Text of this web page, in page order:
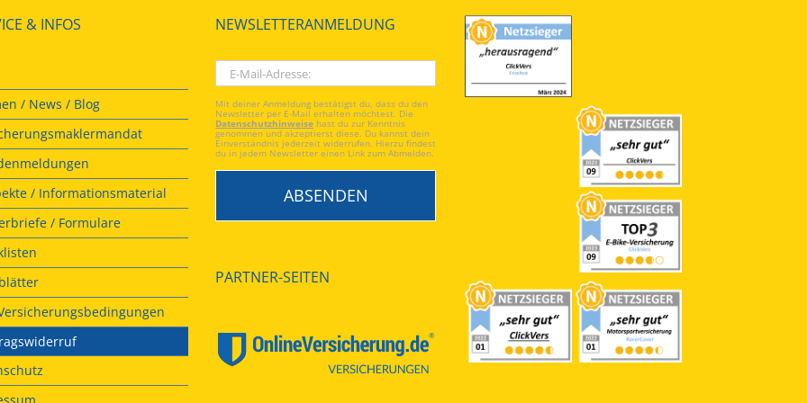
& INFOS
/ News / Blog
/ Informationsmaterial
/ Formulare
NEWSLETTERANMELDUNG
Mit deiner Anmeldung bestätigst du, dass du den
Newsletter per E-Mail erhalten möchtest. Die
Datenschutzhinweise hast du zur Kenntnis
genommen und akzeptierst diese. Du kannst dein
Einverständnis jederzeit widerrufen. Hierzu findest
du in jedem Newsletter einen Link zum Abmelden.
PARTNER-SEITEN